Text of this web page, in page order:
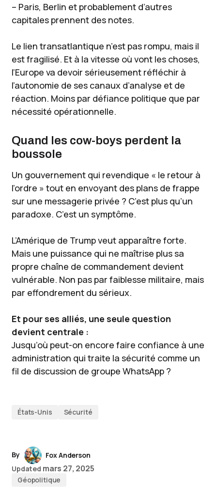
– Paris, Berlin et probablement d’autres
capitales prennent des notes.
Le lien transatlantique n’est pas rompu, mais il
est fragilisé. Et à la vitesse où vont les choses,
l’Europe va devoir sérieusement réfléchir à
l’autonomie de ses canaux d’analyse et de
réaction. Moins par défiance politique que par
nécessité opérationnelle.
Quand les cow-boys perdent la
boussole
Un gouvernement qui revendique « le retour à
l’ordre » tout en envoyant des plans de frappe
sur une messagerie privée ? C’est plus qu’un
paradoxe. C’est un symptôme.
L’Amérique de Trump veut apparaître forte.
Mais une puissance qui ne maîtrise plus sa
propre chaîne de commandement devient
vulnérable. Non pas par faiblesse militaire, mais
par effondrement du sérieux.
Et pour ses alliés, une seule question
devient centrale :
Jusqu’où peut-on encore faire confiance à une
administration qui traite la sécurité comme un
fil de discussion de groupe WhatsApp ?
États-Unis Sécurité
By
Fox Anderson
Updated mars 27, 2025
Géopolitique